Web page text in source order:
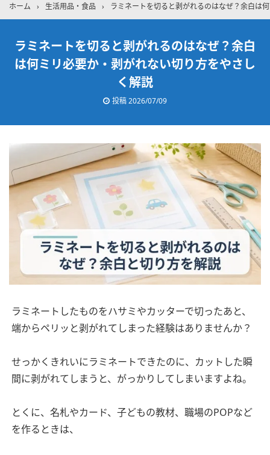
ホーム › 生活用品・食品 › ラミネートを切ると剥がれるのはなぜ？余白は
ラミネートを切ると剥がれるのはなぜ？余白
は何ミリ必要か・剥がれない切り方をやさし
く解説
投稿2026/07/09
ラミネートしたものをハサミやカッターで切ったあと、
端からペリッと剥がれてしまった経験はありませんか？
せっかくきれいにラミネートできたのに、カットした瞬
間に剥がれてしまうと、がっかりしてしまいますよね。
とくに、名札やカード、子どもの教材、職場のPOPなど
を作るときは、